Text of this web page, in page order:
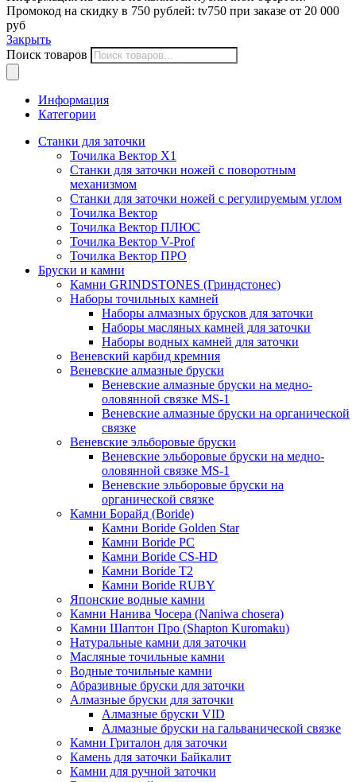
Промокод на скидку в 750 рублей: tv750 при заказе от 20 000
руб
Закрыть
Поиск товаров
Информация
Категории
Станки для заточки
Точилка Вектор X1
Станки для заточки ножей с поворотным
механизмом
Станки для заточки ножей с регулируемым углом
Точилка Вектор
Точилка Вектор ПЛЮС
Точилка Вектор V-Prof
Точилка Вектор ПРО
Бруски и камни
Камни GRINDSTONES (Гриндстонес)
Наборы точильных камней
Наборы алмазных брусков для заточки
Наборы масляных камней для заточки
Наборы водных камней для заточки
Веневский карбид кремния
Веневские алмазные бруски
Веневские алмазные бруски на медно-
оловянной связке MS-1
Веневские алмазные бруски на органической
связке
Веневские эльборовые бруски
Веневские эльборовые бруски на медно-
оловянной связке MS-1
Веневские эльборовые бруски на
органической связке
Камни Борайд (Boride)
Камни Boride Golden Star
Камни Boride PC
Камни Boride CS-HD
Камни Boride T2
Камни Boride RUBY
Японские водные камни
Камни Нанива Чосера (Naniwa chosera)
Камни Шаптон Про (Shapton Kuromaku)
Натуральные камни для заточки
Масляные точильные камни
Водные точильные камни
Абразивные бруски для заточки
Алмазные бруски для заточки
Алмазные бруски VID
Алмазные бруски на гальванической связке
Камни Гриталон для заточки
Камень для заточки Байкалит
Камни для ручной заточки